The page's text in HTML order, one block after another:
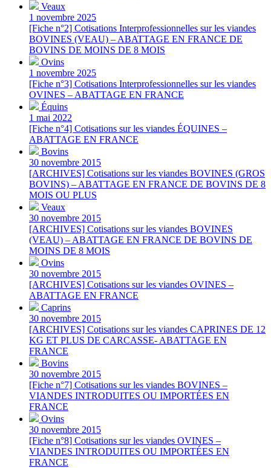
Veaux
1 novembre 2025
[Fiche n°2] Cotisations Interprofessionnelles sur les viandes
BOVINES (VEAU) – ABATTAGE EN FRANCE DE
BOVINS DE MOINS DE 8 MOIS
Ovins
1 novembre 2025
[Fiche n°3] Cotisations Interprofessionnelles sur les viandes
OVINES – ABATTAGE EN FRANCE
Équins
1 mai 2022
[Fiche n°4] Cotisations sur les viandes ÉQUINES –
ABATTAGE EN FRANCE
Bovins
30 novembre 2015
[ARCHIVES] Cotisations sur les viandes BOVINES (GROS
BOVINS) – ABATTAGE EN FRANCE DE BOVINS DE 8
MOIS OU PLUS
Veaux
30 novembre 2015
[ARCHIVES] Cotisations sur les viandes BOVINES
(VEAU) – ABATTAGE EN FRANCE DE BOVINS DE
MOINS DE 8 MOIS
Ovins
30 novembre 2015
[ARCHIVES] Cotisations sur les viandes OVINES –
ABATTAGE EN FRANCE
Caprins
30 novembre 2015
[ARCHIVES] Cotisations sur les viandes CAPRINES DE 12
KG ET PLUS DE CARCASSE- ABATTAGE EN
FRANCE
Bovins
30 novembre 2015
[Fiche n°7] Cotisations sur les viandes BOVINES –
VIANDES INTRODUITES OU IMPORTÉES EN
FRANCE
Ovins
30 novembre 2015
[Fiche n°8] Cotisations sur les viandes OVINES –
VIANDES INTRODUITES OU IMPORTÉES EN
FRANCE